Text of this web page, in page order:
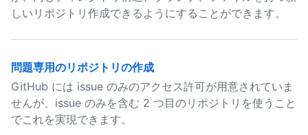
しいリポジトリ作成できるようにすることができます。
問題専用のリポジトリの作成
GitHub には issue のみのアクセス許可が用意されていま
せんが、issue のみを含む 2 つ目のリポジトリを使うこと
でこれを実現できます。